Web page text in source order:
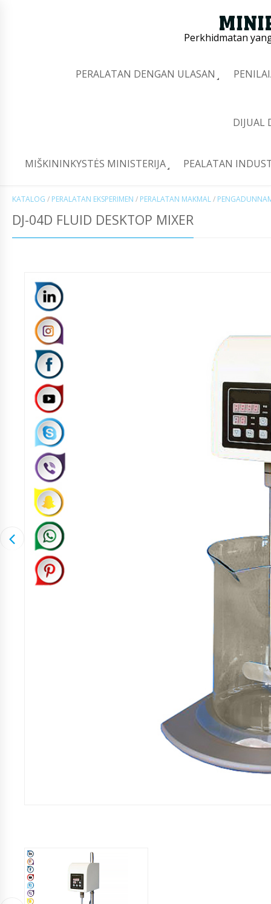
Perkhidmatan
PERALATAN DENGAN ULASAN
DIJUAL
MIŠKININKYSTĖS MINISTERIJA PEALATAN
KATALOG / PERALATAN EKSPERIMEN / PERALATAN MAKMAL/
DJ-04D FLUID DESKTOP MIXER